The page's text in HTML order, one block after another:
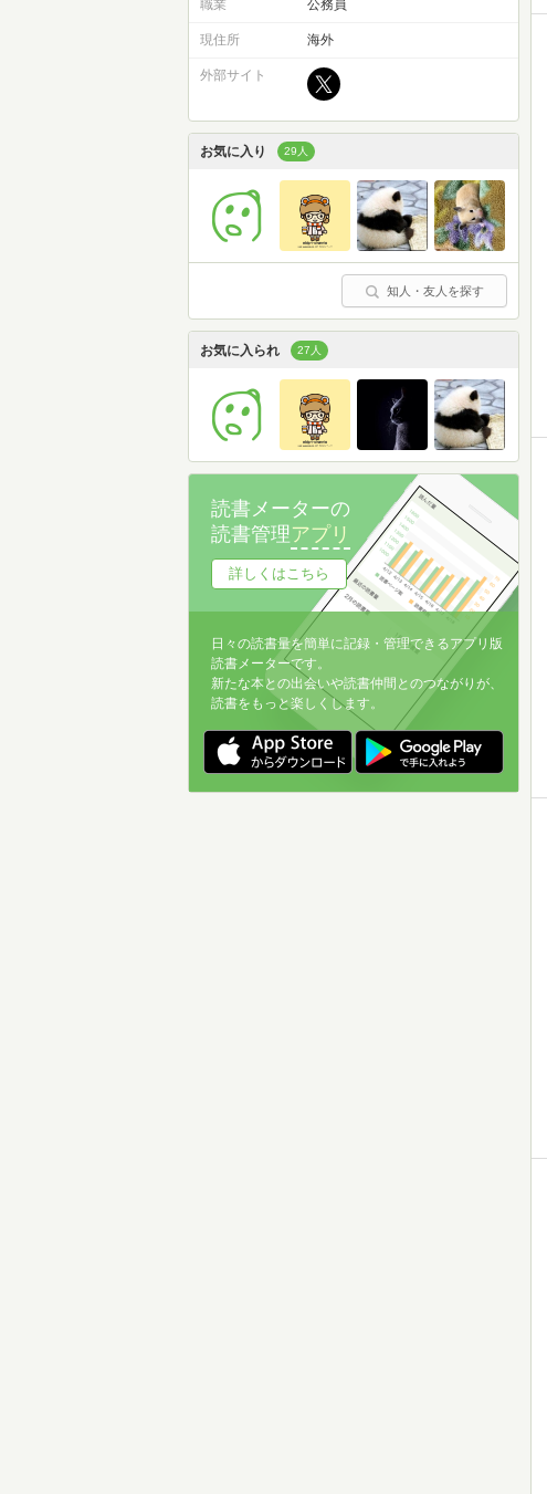
職業 公務員
現住所 海外
外部サイト
お気に入り 29人
知人・友人を探す
お気に入られ 27人
読書メーターの
読書管理アプリ
詳しくはこちら
日々の読書量を簡単に記録・管理できるアプリ版
読書メーターです。
新たな本との出会いや読書仲間とのつながりが、
読書をもっと楽しくします。